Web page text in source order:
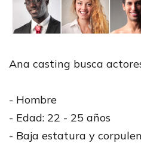
Ana casting busca
- Hombre
- Edad: 22 - 25 años
- Baja estatura y